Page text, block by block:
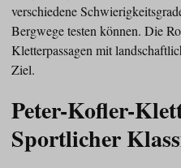
verschiedene
Bergwege testen können. Die
Kletterpassagen mit
Ziel.
Peter-Kofler-
Sportlicher